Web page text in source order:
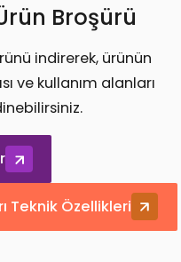
Broşürü
indirerek, ürünün
ve kullanım alanları
Teknik Özellikleri